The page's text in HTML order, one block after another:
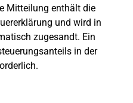
Mitteilung enthält die
und wird in
zugesandt. Ein
in der